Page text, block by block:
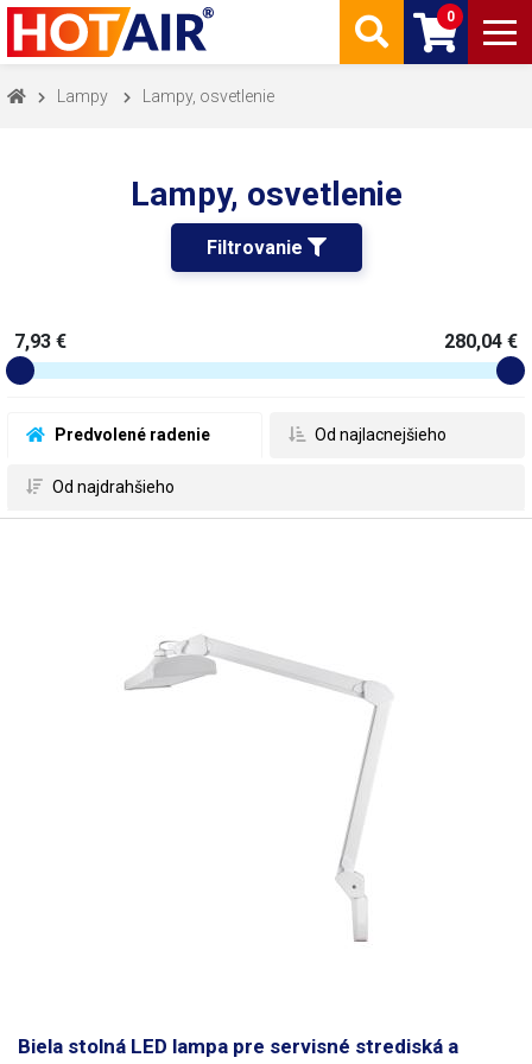
0
Lampy Lampy, osvetlenie
Lampy, osvetlenie
Filtrovanie
Predvolené radenie Od najlacnejšieho
Od najdrahšieho
7,93 € 280,04 €
Biela stolná LED lampa pre servisné strediská a